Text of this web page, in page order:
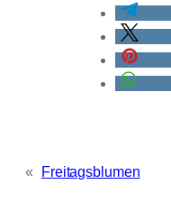
« Freitagsblumen